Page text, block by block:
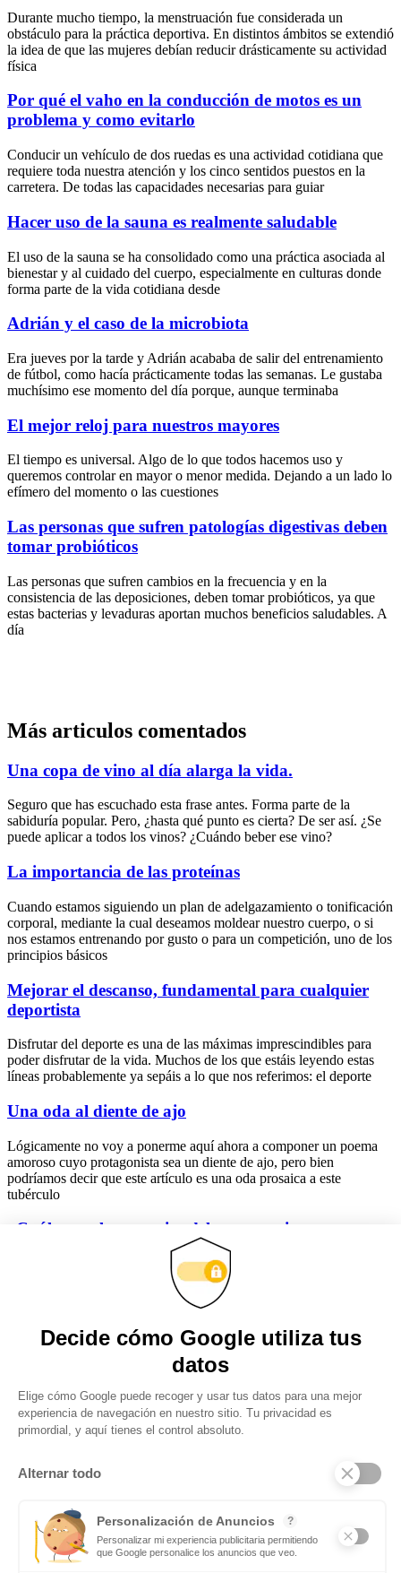
Durante mucho tiempo, la menstruación fue considerada un
obstáculo para la práctica deportiva. En distintos ámbitos se extendió
la idea de que las mujeres debían reducir drásticamente su actividad
física
Por qué el vaho en la conducción de motos es un
problema y como evitarlo
Conducir un vehículo de dos ruedas es una actividad cotidiana que
requiere toda nuestra atención y los cinco sentidos puestos en la
carretera. De todas las capacidades necesarias para guiar
Hacer uso de la sauna es realmente saludable
El uso de la sauna se ha consolidado como una práctica asociada al
bienestar y al cuidado del cuerpo, especialmente en culturas donde
forma parte de la vida cotidiana desde
Adrián y el caso de la microbiota
Era jueves por la tarde y Adrián acababa de salir del entrenamiento
de fútbol, como hacía prácticamente todas las semanas. Le gustaba
muchísimo ese momento del día porque, aunque terminaba
El mejor reloj para nuestros mayores
El tiempo es universal. Algo de lo que todos hacemos uso y
queremos controlar en mayor o menor medida. Dejando a un lado lo
efímero del momento o las cuestiones
Las personas que sufren patologías digestivas deben
tomar probióticos
Las personas que sufren cambios en la frecuencia y en la
consistencia de las deposiciones, deben tomar probióticos, ya que
estas bacterias y levaduras aportan muchos beneficios saludables. A
día
Más articulos comentados
Una copa de vino al día alarga la vida.
Seguro que has escuchado esta frase antes. Forma parte de la
sabiduría popular. Pero, ¿hasta qué punto es cierta? De ser así. ¿Se
puede aplicar a todos los vinos? ¿Cuándo beber ese vino?
La importancia de las proteínas
Cuando estamos siguiendo un plan de adelgazamiento o tonificación
corporal, mediante la cual deseamos moldear nuestro cuerpo, o si
nos estamos entrenando por gusto o para un competición, uno de los
principios básicos
Mejorar el descanso, fundamental para cualquier
deportista
Disfrutar del deporte es una de las máximas imprescindibles para
poder disfrutar de la vida. Muchos de los que estáis leyendo estas
líneas probablemente ya sepáis a lo que nos referimos: el deporte
Una oda al diente de ajo
Lógicamente no voy a ponerme aquí ahora a componer un poema
amoroso cuyo protagonista sea un diente de ajo, pero bien
podríamos decir que este artículo es una oda prosaica a este
tubérculo
¿Cuáles son las ventajas del entrenamiento
Son muchas las personas que piensan que el personal trainer es una
figura totalmente innecesario producto de las modas y cuyos
nada más lejos
Obtenga actualizaciones y manténgase
conectado: suscríbase a nuestro boletín